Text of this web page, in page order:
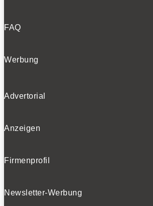
FAQ
Werbung
Advertorial
Anzeigen
Firmenprofil
Newsletter-Werbung